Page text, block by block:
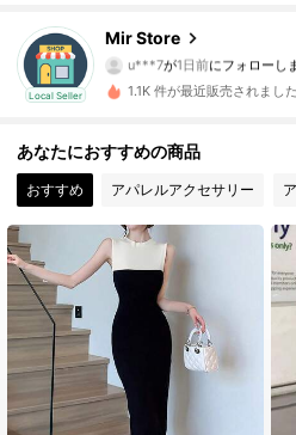
Local Seller
Mir Store
1日前
4.39
17 フォロワー
4.39 17 フォロワー
4.39
4.39
17 フォロワー
4.39
1.1K 件が最近販売されました
あなたにおすすめの商品
おすすめ アパレルアクセサリー